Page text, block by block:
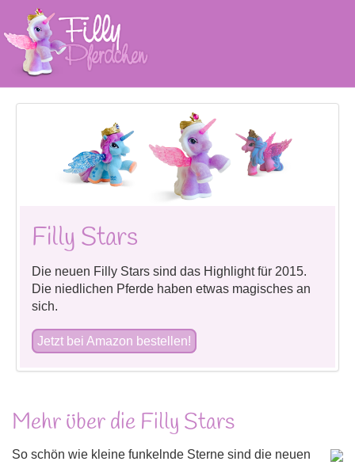
Filly Stars
Die neuen Filly Stars sind das Highlight für 2015.
Die niedlichen Pferde haben etwas magisches an
sich.
Jetzt bei Amazon bestellen!
Mehr über die Filly Stars
So schön wie kleine funkelnde Sterne sind die neuen